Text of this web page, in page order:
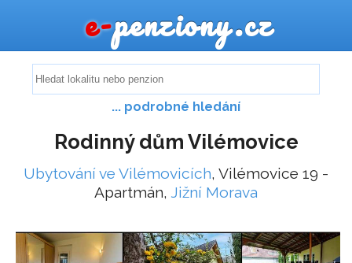
e-penziony.cz
... podrobné hledání
Rodinný dům Vilémovice
Ubytování ve Vilémovicích, Vilémovice 19 -
Apartmán, Jižní Morava